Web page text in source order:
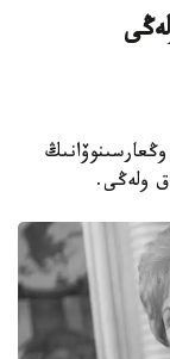
وڭعارسىنوۆانىڭ
ولەڭى.